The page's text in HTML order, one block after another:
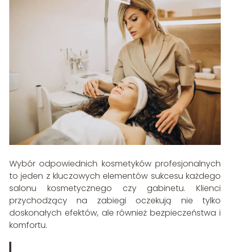
Wybór odpowiednich kosmetyków profesjonalnych
to jeden z kluczowych elementów sukcesu każdego
salonu kosmetycznego czy gabinetu. Klienci
przychodzący na zabiegi oczekują nie tylko
doskonałych efektów, ale również bezpieczeństwa i
komfortu.